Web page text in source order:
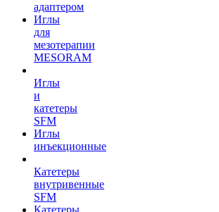
адаптером
Иглы
для
мезотерапии
MESORAM
Иглы
и
катетеры
SFM
Иглы
инъекционные
Катетеры
внутривенные
SFM
Катетеры